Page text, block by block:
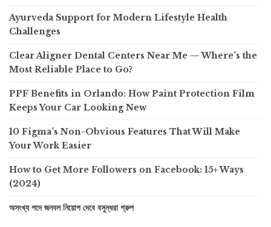
Ayurveda Support for Modern Lifestyle Health
Challenges
Clear Aligner Dental Centers Near Me — Where’s the
Most Reliable Place to Go?
PPF Benefits in Orlando: How Paint Protection Film
Keeps Your Car Looking New
10 Figma’s Non-Obvious Features That Will Make
Your Work Easier
How to Get More Followers on Facebook: 15+ Ways
(2024)
অসংখ্য পদে জনবল নিয়োগ দেবে বসুন্ধরা গ্রুপ